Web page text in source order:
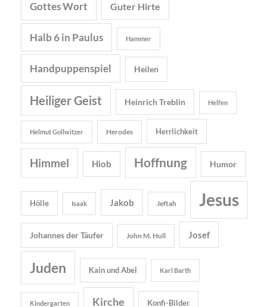
Gottes Wort Guter Hirte
Halb 6 in Paulus Hammer
Handpuppenspiel Heilen
Heiliger Geist Heinrich Treblin Helfen
Helmut Gollwitzer Herodes Herrlichkeit
Himmel Hiob Hoffnung Humor
Hölle Isaak Jakob Jeftah Jesus
Johannes der Täufer John M. Hull Josef
Juden Kain und Abel Karl Barth
Kindergarten Kirche Konfi-Bilder